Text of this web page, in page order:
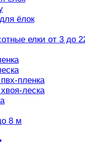
ёлок
елки от 3 до
пленка
леска
8 м